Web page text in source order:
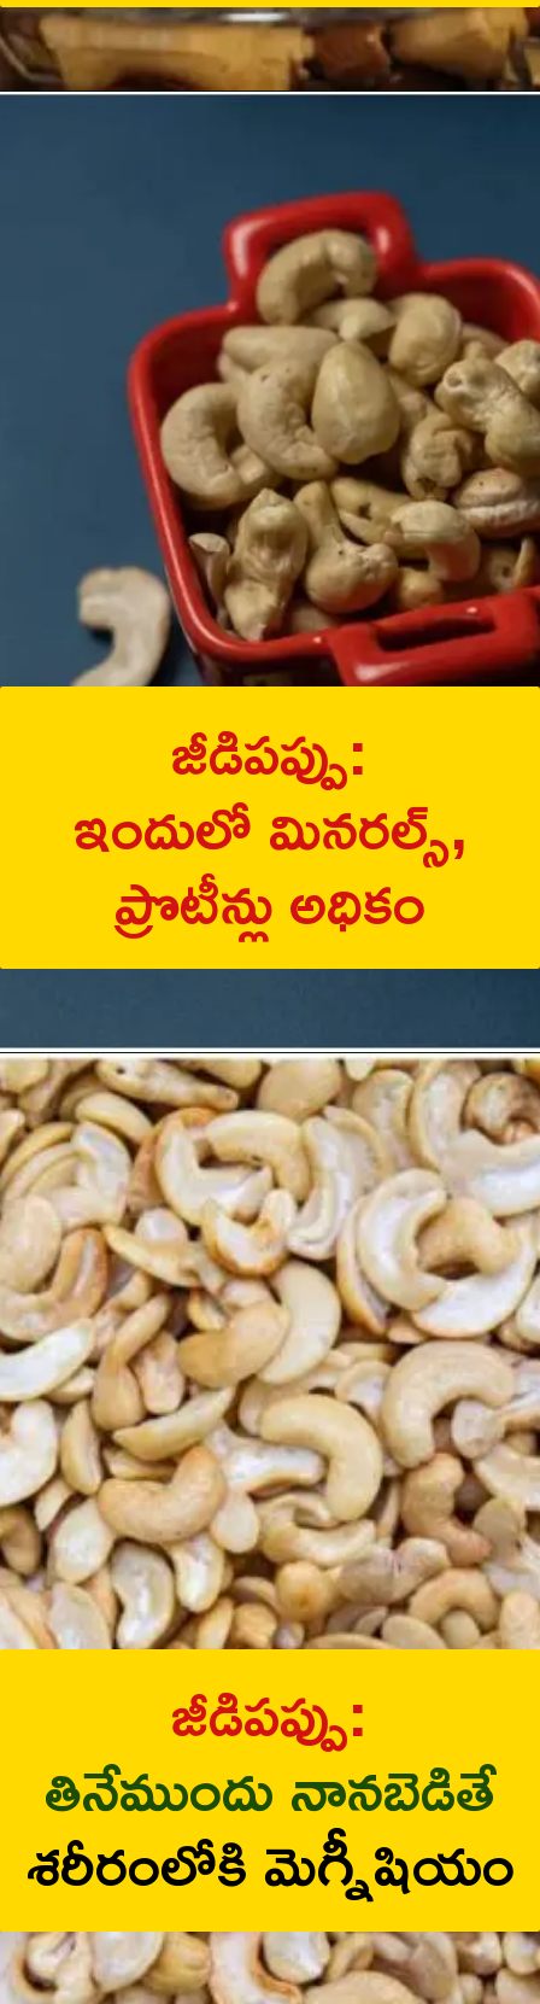
జీడిపప్పు:
ఇందులో మినరల్స్,
ప్రొటీన్లు అధికం
జీడిపప్పు:
తినేముందు నానబెడితే
శరీరంలోకి మెగ్నీషియం